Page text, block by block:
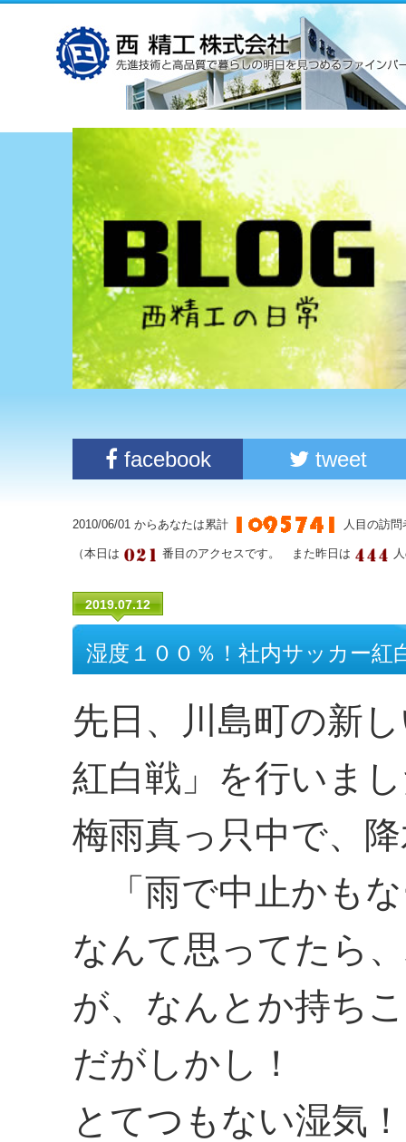
facebook tweet
2010/06/01 からあなたは累計 人目の訪
（本日は 番目のアクセスです。 また昨日は
2019.07.12
湿度１００％！社内サッカー紅
先日、川島町の新
紅白戦」を行いま
梅雨真っ只中で、
「雨で中止かも
なんて思ってたら
が、なんとか持ち
だがしかし！
とてつもない湿気！